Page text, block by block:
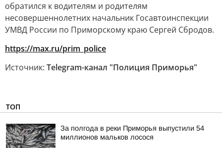
обратился к водителям и родителям
несовершеннолетних начальник Госавтоинспекции
УМВД России по Приморскому краю Сергей Сбродов.
https://max.ru/prim_police
Источник: Telegram-канал "Полиция Приморья"
ТОП
За полгода в реки Приморья выпустили 54
миллионов мальков лосося